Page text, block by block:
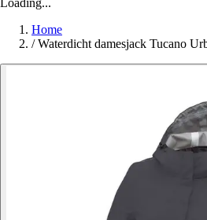
Loading...
Home
/ Waterdicht damesjack Tucano